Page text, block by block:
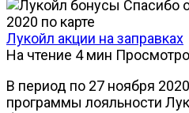
Лукойл акции на заправках
На чтение 4 мин
В период по 27 ноября
программы лояльности